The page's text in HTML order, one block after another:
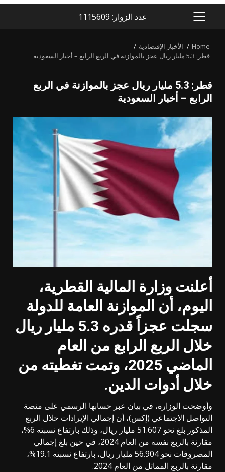
PRIMARY
عدد الزوار: 1115609
Home
الأخبار الإقتصادية
قطر: 5.3 مليار ريال عجز بالموازنة في الربع الرابع – أخبار السعودية
قطر: 5.3 مليار ريال عجز بالموازنة في الربع
الرابع – أخبار السعودية
أعلنت وزارة المالية القطرية،
اليوم، أن الموازنة العامة للدولة
سجلت عجزاً قدره 5.3 مليار ريال
خلال الربع الرابع من العام
الماضي 2025، وتمت تغطيته من
خلال أدوات الدين.
وأوضحت الوزارة، في بيان عبر حسابها الرسمي على منصة
التواصل الاجتماعي (إكس)، أن إجمالي الإيرادات خلال الربع
المذكور بلغ نحو 51.607 مليار ريال، وذلك بارتفاع نسبته 6%،
مقارنة بالربع نفسه من العام 2024، في حين بلغ إجمالي
المصروفات نحو 56.904 مليار ريال، بارتفاع نسبته 19.1%،
مقارنة بالربع المماثل من العام 2024.